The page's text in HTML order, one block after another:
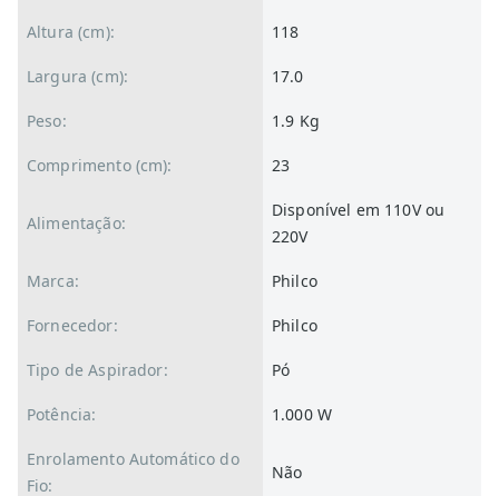
Altura (cm): 118
Largura (cm): 17.0
Peso: 1.9 Kg
Comprimento (cm): 23
Alimentação:
Disponível em 110V ou
220V
Marca: Philco
Fornecedor: Philco
Tipo de Aspirador: Pó
Potência: 1.000 W
Enrolamento Automático do
Fio:
Não